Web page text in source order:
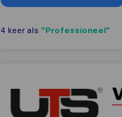
4 keer als "Professioneel"
UTS Van der Geest